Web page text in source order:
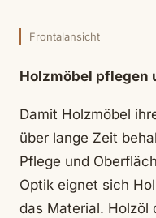
Frontalansicht
Holzmöbel pflegen
Damit Holzmöbel
über lange Zeit
Pflege und
Optik eignet sich
das Material. Holzöl